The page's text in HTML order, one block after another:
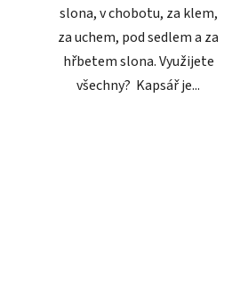
slona, v chobotu, za klem,
za uchem, pod sedlem a za
hřbetem slona. Využijete
všechny? Kapsář je...